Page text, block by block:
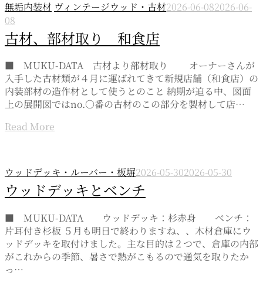
無垢内装材 ヴィンテージウッド・古材2026-06-082026-06-
08
古材、部材取り 和食店
■ MUKU-DATA 古材より部材取り オーナーさんが
入手した古材類が４月に運ばれてきて新規店舗（和食店）の
内装部材の造作材として使うとのこと 納期が迫る中、図面
上の展開図ではno.〇番の古材のこの部分を製材して店…
Read More
ウッドデッキ・ルーバー・板塀2026-05-302026-05-30
ウッドデッキとベンチ
■ MUKU-DATA ウッドデッキ：杉赤身 ベンチ：
片耳付き杉板 ５月も明日で終わりますね、、木材倉庫にウ
ッドデッキを取付けました。主な目的は２つで、倉庫の内部
がこれからの季節、暑さで熱がこもるので通気を取りたか
っ…